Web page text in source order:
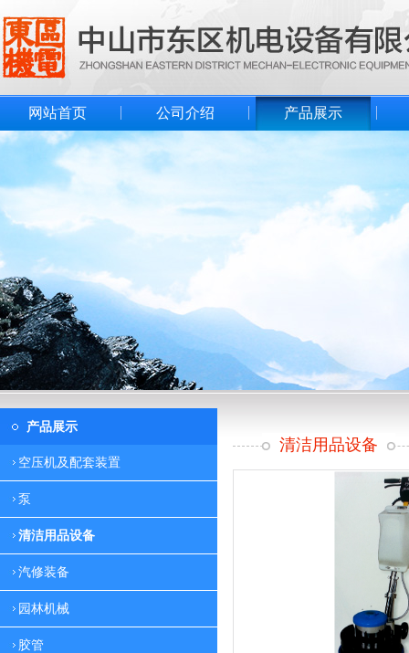
网站首页 公司介绍 产品展示
产品展示
空压机及配套装置
泵
清洁用品设备
汽修装备
园林机械
胶管
清洁用品设备